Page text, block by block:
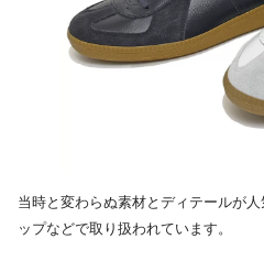
当時と変わらぬ素材とディテールが
ップなどで取り扱われています。